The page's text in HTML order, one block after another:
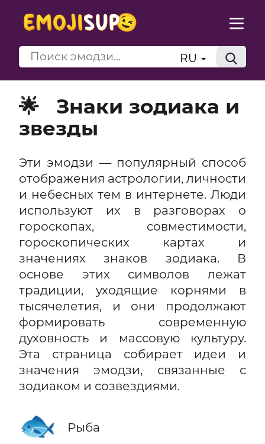
RU
🌟
Знаки зодиака и
звезды
Эти эмодзи — популярный способ
отображения астрологии, личности
и небесных тем в интернете. Люди
используют их в разговорах о
гороскопах, совместимости,
гороскопических картах и
значениях знаков зодиака. В
основе этих символов лежат
традиции, уходящие корнями в
тысячелетия, и они продолжают
формировать современную
духовность и массовую культуру.
Эта страница собирает идеи и
значения эмодзи, связанные с
зодиаком и созвездиями.
🐟 Рыба